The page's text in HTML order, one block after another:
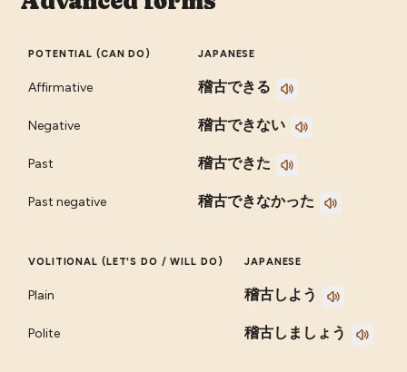
POTENTIAL (CAN DO) JAPANESE
Affirmative 稽古できる
Negative 稽古できない
Past 稽古できた
Past negative 稽古できなかった
VOLITIONAL (LET'S DO / WILL DO) JAPANESE
Plain 稽古しよう
Polite 稽古しましょう